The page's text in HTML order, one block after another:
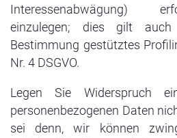
Interessenabwägung)
einzulegen; dies gilt
Bestimmung gestütztes
Nr. 4 DSGVO.
Legen Sie Widerspruch
personenbezogenen Daten
sei denn, wir können